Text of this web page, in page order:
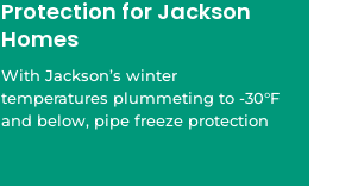
Protection for Jackson
Homes
With Jackson’s winter
temperatures plummeting to -30°F
and below, pipe freeze protection